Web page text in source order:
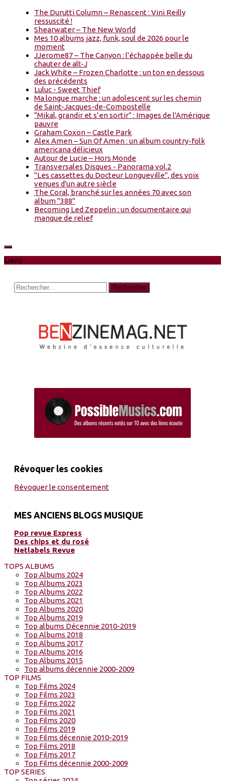
The Durutti Column – Renascent : Vini Reilly
ressuscité !
Shearwater – The New World
Mes 10 albums jazz, funk, soul de 2026 pour le
moment
JJerome87 – The Canyon : l'échappée belle du
chauter de alt-J
Jack White – Frozen Charlotte : un ton en dessous
des précédents
Luluc - Sweet Thief
Ma longue marche : un adolescent sur les chemin
de Saint-Jacques-de-Compostelle
“Mikal, grandir et s’en sortir” : Images de l'Amérique
pauvre
Graham Coxon – Castle Park
Alex Amen – Sun Of Amen : un album country-folk
americana délicieux
Autour de Lucie – Hors Monde
Transversales Disques - Panorama vol.2
"Les cassettes du Docteur Longueville", des voix
venues d'un autre siècle
The Coral, branché sur les années 70 avec son
album "388"
Becoming Led Zeppelin : un documentaire qui
manque de relief
Liens
Rechercher :
Révoquer les cookies
Révoquer le consentement
MES ANCIENS BLOGS MUSIQUE
Pop revue Express
Des chips et du rosé
Netlabels Revue
TOPS ALBUMS
Top Albums 2024
Top Albums 2023
Top Albums 2022
Top Albums 2021
Top Albums 2020
Top Albums 2019
Top albums Décennie 2010-2019
Top Albums 2018
Top Albums 2017
Top Albums 2016
Top Albums 2015
Top albums décennie 2000-2009
TOP FILMS
Top Films 2024
Top Films 2023
Top Films 2022
Top Films 2021
Top Films 2020
Top Films 2019
Top Films décennie 2010-2019
Top Films 2018
Top Films 2017
Top Films décennie 2000-2009
TOP SERIES